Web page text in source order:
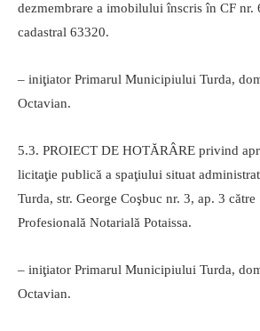
dezmembrare a imobilului înscris în CF nr.
cadastral 63320.
– iniţiator Primarul Municipiului Turda,
Octavian.
5.3. PROIECT DE HOTĂRÂRE privind
licitaţie publică a spaţiului situat
Turda, str. George Coşbuc nr. 3, ap. 3 către
Profesională Notarială Potaissa.
– iniţiator Primarul Municipiului Turda,
Octavian.